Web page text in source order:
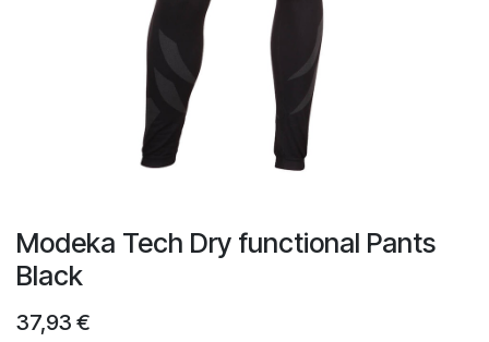
Modeka Tech Dry functional Pants
Black
37,93 €